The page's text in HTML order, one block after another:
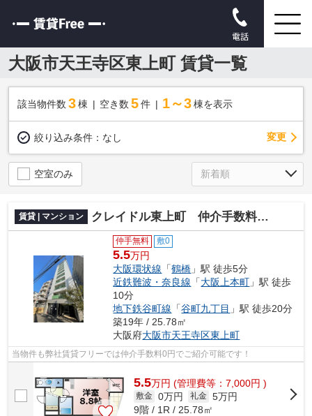
電話
大阪市天王寺区東上町 賃貸一覧
該当物件数 3棟 空き数 5 件 1～3 棟を表示
絞り込み条件： なし 変更
空室のみ
賃貸 | マンション クレイドル東上町 仲介手数料無料
仲手無料 敷0
5.5万円
大阪環状線 「鶴橋 」駅 徒歩5分
近鉄難波・奈良線 「大阪上本町 」駅 徒歩
10分
地下鉄谷町線 「谷町九丁目 」駅 徒歩20分
築19年 / 25.78㎡
大阪府大阪市天王寺区東上町
当物件も弊社賃貸フリーでは仲介手数料0円でご紹介可能です！
5.5万円 (管理費等：7,000円 )
敷金 0万円 礼金 5万円
9階 / 1R / 25.78㎡